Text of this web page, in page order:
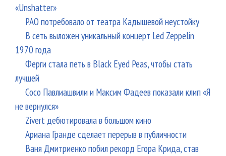
«Unshatter»
РАО потребовало от театра Кадышевой неустойку
В сеть выложен уникальный концерт Led Zeppelin
1970 года
Ферги стала петь в Black Eyed Peas, чтобы стать
лучшей
Сосо Павлиашвили и Максим Фадеев показали клип «Я
не вернулся»
Zivert дебютировала в большом кино
Ариана Гранде сделает перерыв в публичности
Ваня Дмитриенко побил рекорд Егора Крида, став